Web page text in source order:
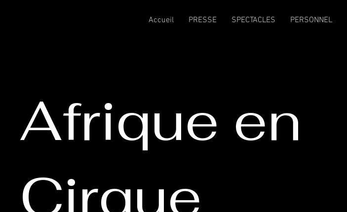
Accueil PRESSE SPECTACLES PERSONNEL
Afrique en
Cirque